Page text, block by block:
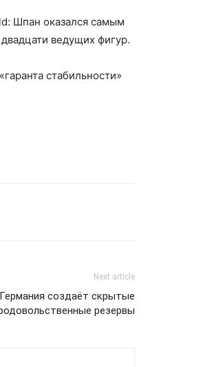
Шпан оказался самым
ведущих фигур.
стабильности»
Next article
Германия создаёт скрытые
резервы